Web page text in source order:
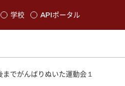
学校 APIポータル
までがんばりぬいた運動会１